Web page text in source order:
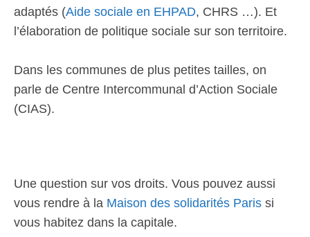
adaptés (Aide sociale en EHPAD, CHRS …). Et
l’élaboration de politique sociale sur son territoire.
Dans les communes de plus petites tailles, on
parle de Centre Intercommunal d’Action Sociale
(CIAS).
Une question sur vos droits. Vous pouvez aussi
vous rendre à la Maison des solidarités Paris si
vous habitez dans la capitale.